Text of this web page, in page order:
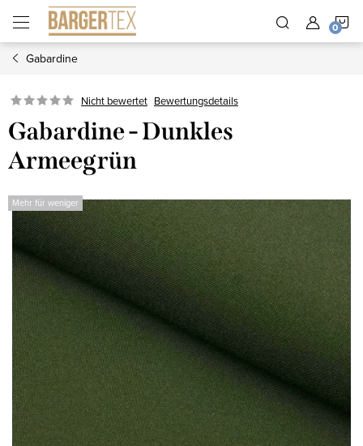
Inhalt
springen
Gabardine
Nicht bewertet Bewertungsdetails
Gabardine - Dunkles
Armeegrün
Mehr für weniger